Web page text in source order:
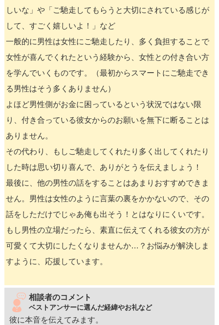
しいな」や「ご馳走してもらうと大切にされている感じが
して、すごく嬉しいよ！」など
一般的に男性は女性にご馳走したり、多く負担することで
女性が喜んでくれたという経験から、女性との付き合い方
を学んでいくものです。（最初からスマートにご馳走でき
る男性はそう多くありません）
よほど男性側がお金に困っているという状況ではない限
り、付き合っている彼女からのお願いを無下に断ることは
ありません。
その代わり、もしご馳走してくれたり多く出してくれたり
した時は思い切り喜んで、ありがとうを伝えましょう！
最後に、他の男性の話をすることはあまりおすすめできま
せん。男性は女性のように言葉の裏をかかないので、その
話をしただけでじゃあ俺も出そう！とはなりにくいです。
もし男性の立場だったら、素直に伝えてくれる彼女の方が
可愛くて大切にしたくなりませんか…？お悩みが解決しま
すように、応援しています。
相談者のコメント
ベストアンサーに選んだ経緯やお礼など
彼に本音を伝えてみます。